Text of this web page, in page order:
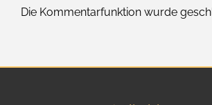
Die Kommentarfunktion wurde